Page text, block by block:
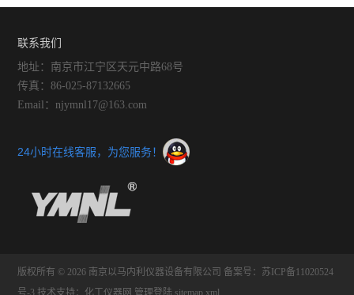
联系我们
地址：南京市江宁区天元中路68号
传真：86-025-87132665
Email：njymnl17@163.com
24小时在线客服，为您服务！
版权所有 © 2026 南京以马内利仪器设备有限公司 备案号：苏ICP备11020524
号-3 技术支持： 化工仪器网 管理登陆 sitemap.xml